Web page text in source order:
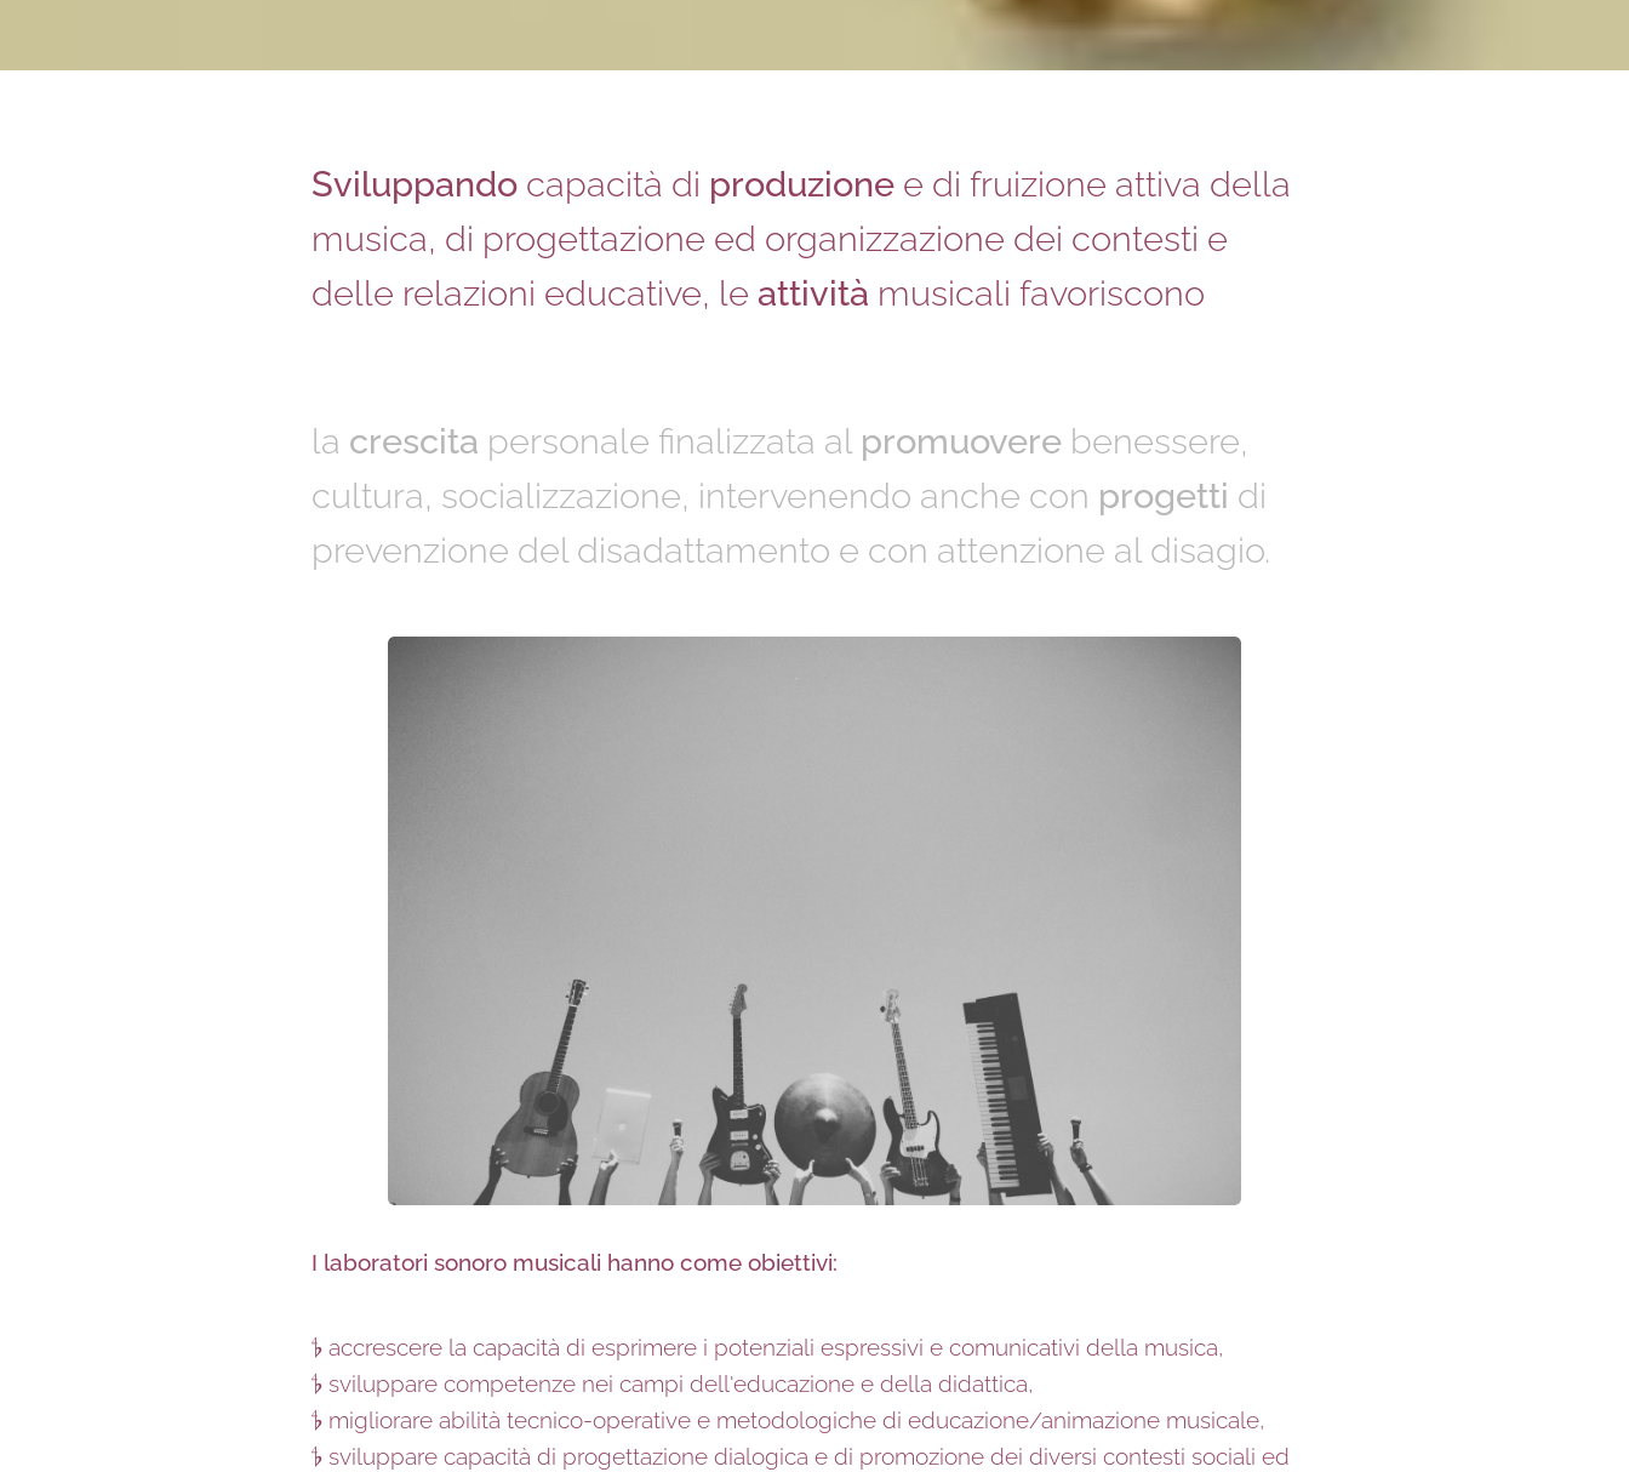
Sviluppando capacità di produzione e di fruizione attiva della
musica, di progettazione ed organizzazione dei contesti e
delle relazioni educative, le attività musicali favoriscono
la crescita personale finalizzata al promuovere benessere,
cultura, socializzazione, intervenendo anche con progetti di
prevenzione del disadattamento e con attenzione al disagio.
I laboratori sonoro musicali hanno come obiettivi:
𝄳 accrescere la capacità di esprimere i potenziali espressivi e comunicativi della musica,
𝄳 sviluppare competenze nei campi dell'educazione e della didattica,
𝄳 migliorare abilità tecnico-operative e metodologiche di educazione/animazione musicale,
𝄳 sviluppare capacità di progettazione dialogica e di promozione dei diversi contesti sociali ed